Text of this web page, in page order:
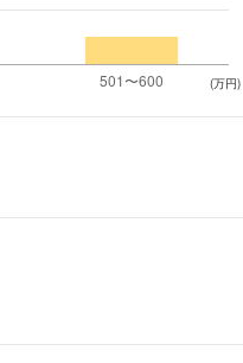
(万円)